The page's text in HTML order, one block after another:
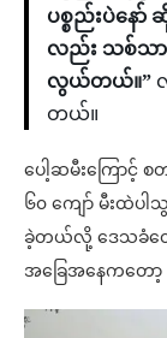
ပစ္စည်းပဲနေ
လည်း သစ်သာ
လွယ်တယ်။”
တယ်။
ပေါ့ဆမီးကြောင့်
၆၀ ကျော် မီးထဲပါ
ခဲ့တယ်လို့ ဒေသခံတွ
အခြေအနေကတေ